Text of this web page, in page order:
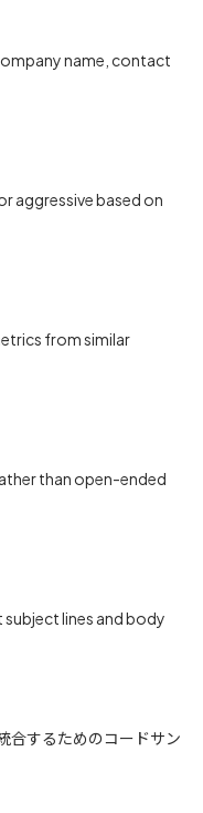
name, contact
aggressive based on
from similar
than open-ended
lines and body
合するためのコードサン